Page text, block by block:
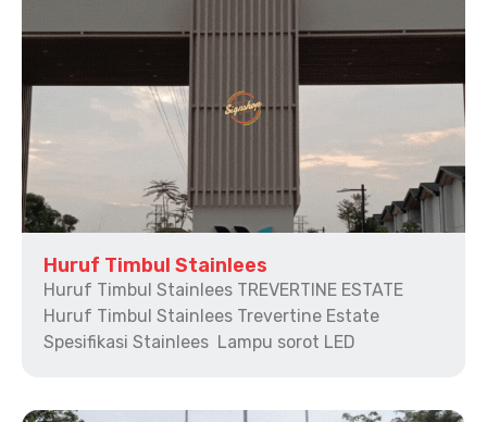
Huruf Timbul Stainlees
Huruf Timbul Stainlees TREVERTINE ESTATE
Huruf Timbul Stainlees Trevertine Estate
Spesifikasi Stainlees Lampu sorot LED